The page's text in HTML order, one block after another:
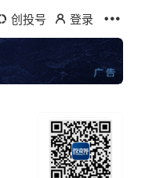
创投号 登录